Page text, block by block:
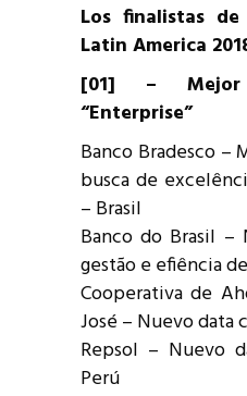
Los finalistas de
Latin America
[01] –
“Enterprise”
Banco Bradesco –
busca de
– Brasil
Banco do Brasil –
gestão e efiência
Cooperativa de
José – Nuevo data
Repsol – Nuevo
Perú